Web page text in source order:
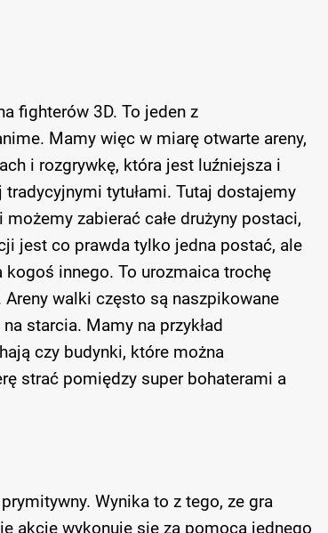
fighterów 3D. To jeden z
Mamy więc w miarę otwarte areny,
i rozgrywkę, która jest luźniejsza i
tytułami. Tutaj dostajemy
zabierać całe drużyny postaci,
jest co prawda tylko jedna postać, ale
innego. To urozmaica trochę
walki często są naszpikowane
starcia. Mamy na przykład
czy budynki, które można
strać pomiędzy super bohaterami a
Wynika to z tego, ze gra
akcje wykonuje się za pomocą jednego